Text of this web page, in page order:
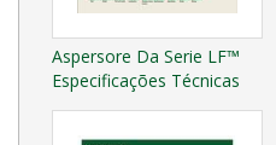
Aspersore Da Serie LF™
Especificações Técnicas